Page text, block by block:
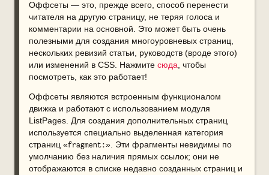
Оффсеты — это, прежде всего, способ перенести
читателя на другую страницу, не теряя голоса и
комментарии на основной. Это может быть очень
полезными для создания многоуровневых страниц,
нескольких ревизий статьи, руководств (вроде этого)
или изменений в CSS. Нажмите сюда , чтобы
посмотреть, как это работает!
Оффсеты являются встроенным функционалом
движка и работают с использованием модуля
ListPages. Для создания дополнительных страниц
используется специально выделенная категория
страниц «fragment:». Эти фрагменты невидимы по
умолчанию без наличия прямых ссылок; они не
отображаются в списке недавно созданных страниц и